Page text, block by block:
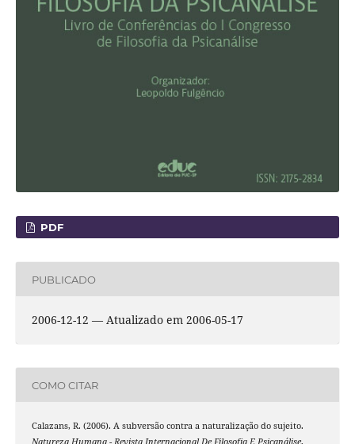
PDF
PUBLICADO
2006-12-12 — Atualizado em 2006-05-17
COMO CITAR
Calazans, R. (2006). A subversão contra a naturalização do sujeito.